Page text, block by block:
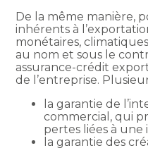
De la même manière,
inhérents à
monétaires,
au nom et sous le
assurance-crédit
de l’entreprise.
la garantie de
commercial, qui
pertes liées à
la garantie des